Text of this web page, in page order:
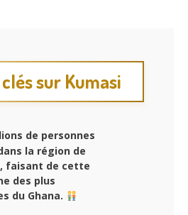
sur Kumasi
de personnes
la région de
faisant de cette
des plus
du Ghana.